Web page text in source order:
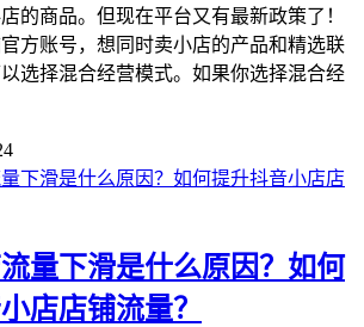
的商品。但现在平台又有最新政策了！
方账号，想同时卖小店的产品和精选联
选择混合经营模式。如果你选择混合经
量下滑是什么原因？如何
店店铺流量？